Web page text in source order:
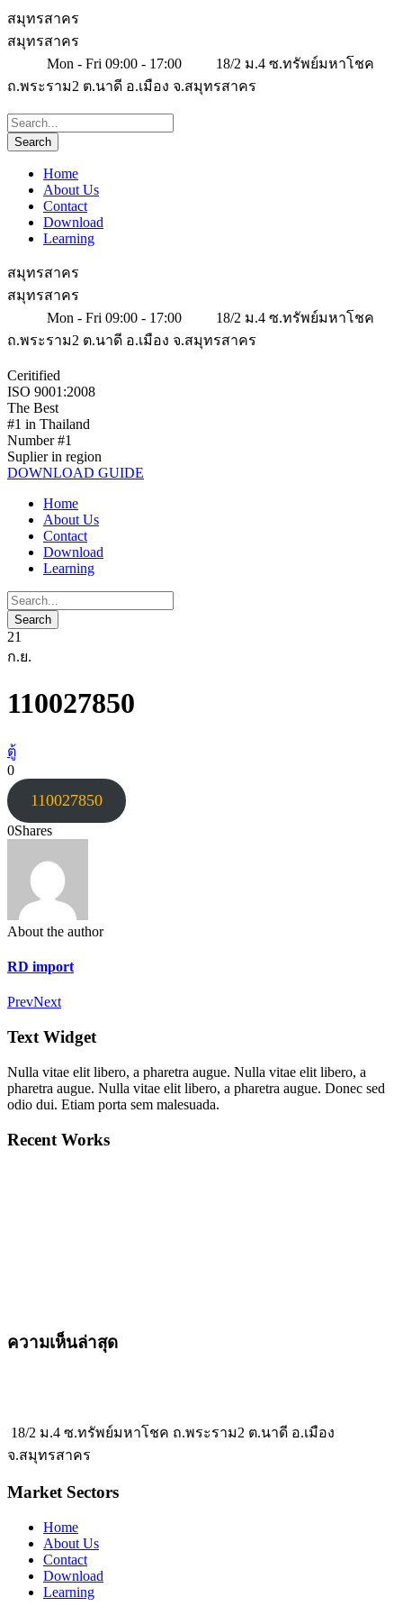
สมุทรสาคร
สมุทรสาคร
Mon - Fri 09:00 - 17:00
18/2 ม.4 ซ.ทรัพย์มหาโชค
ถ.พระราม2 ต.นาดี อ.เมือง จ.สมุทรสาคร
Home
About Us
Contact
Download
Learning
สมุทรสาคร
สมุทรสาคร
Mon - Fri 09:00 - 17:00
18/2 ม.4 ซ.ทรัพย์มหาโชค
ถ.พระราม2 ต.นาดี อ.เมือง จ.สมุทรสาคร
Ceritified
ISO 9001:2008
The Best
#1 in Thailand
Number #1
Suplier in region
DOWNLOAD GUIDE
Home
About Us
Contact
Download
Learning
21
ก.ย.
110027850
ตู้
0
110027850
0Shares
About the author
RD import
PrevNext
Text Widget
Nulla vitae elit libero, a pharetra augue. Nulla vitae elit libero, a
pharetra augue. Nulla vitae elit libero, a pharetra augue. Donec sed
odio dui. Etiam porta sem malesuada.
Recent Works
ความเห็นล่าสุด
18/2 ม.4 ซ.ทรัพย์มหาโชค ถ.พระราม2 ต.นาดี อ.เมือง
จ.สมุทรสาคร
Market Sectors
Home
About Us
Contact
Download
Learning